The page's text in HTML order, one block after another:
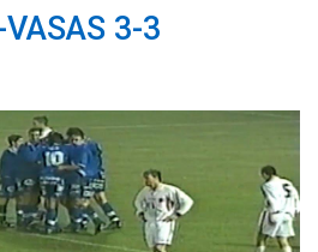
WEBSHOP
NYITÓLAP
HÍREK
3-3